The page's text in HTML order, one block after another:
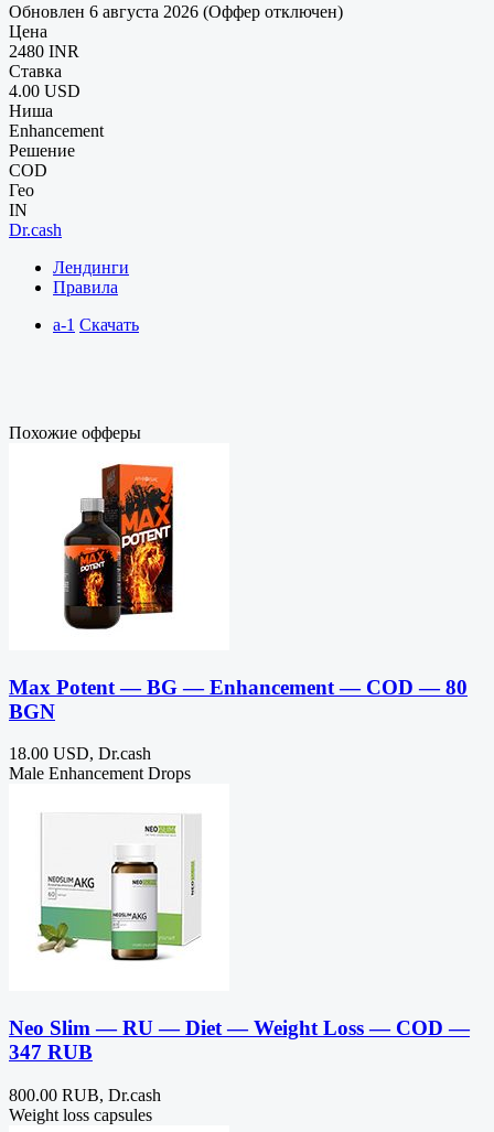
Обновлен 6 августа 2026 (Оффер отключен)
Цена
2480 INR
Ставка
4.00 USD
Ниша
Enhancement
Решение
COD
Гео
IN
Dr.cash
Лендинги
Правила
a-1 Скачать
Похожие офферы
Max Potent — BG — Enhancement — COD — 80
BGN
18.00 USD, Dr.cash
Male Enhancement Drops
Neo Slim — RU — Diet — Weight Loss — COD —
347 RUB
800.00 RUB, Dr.cash
Weight loss capsules